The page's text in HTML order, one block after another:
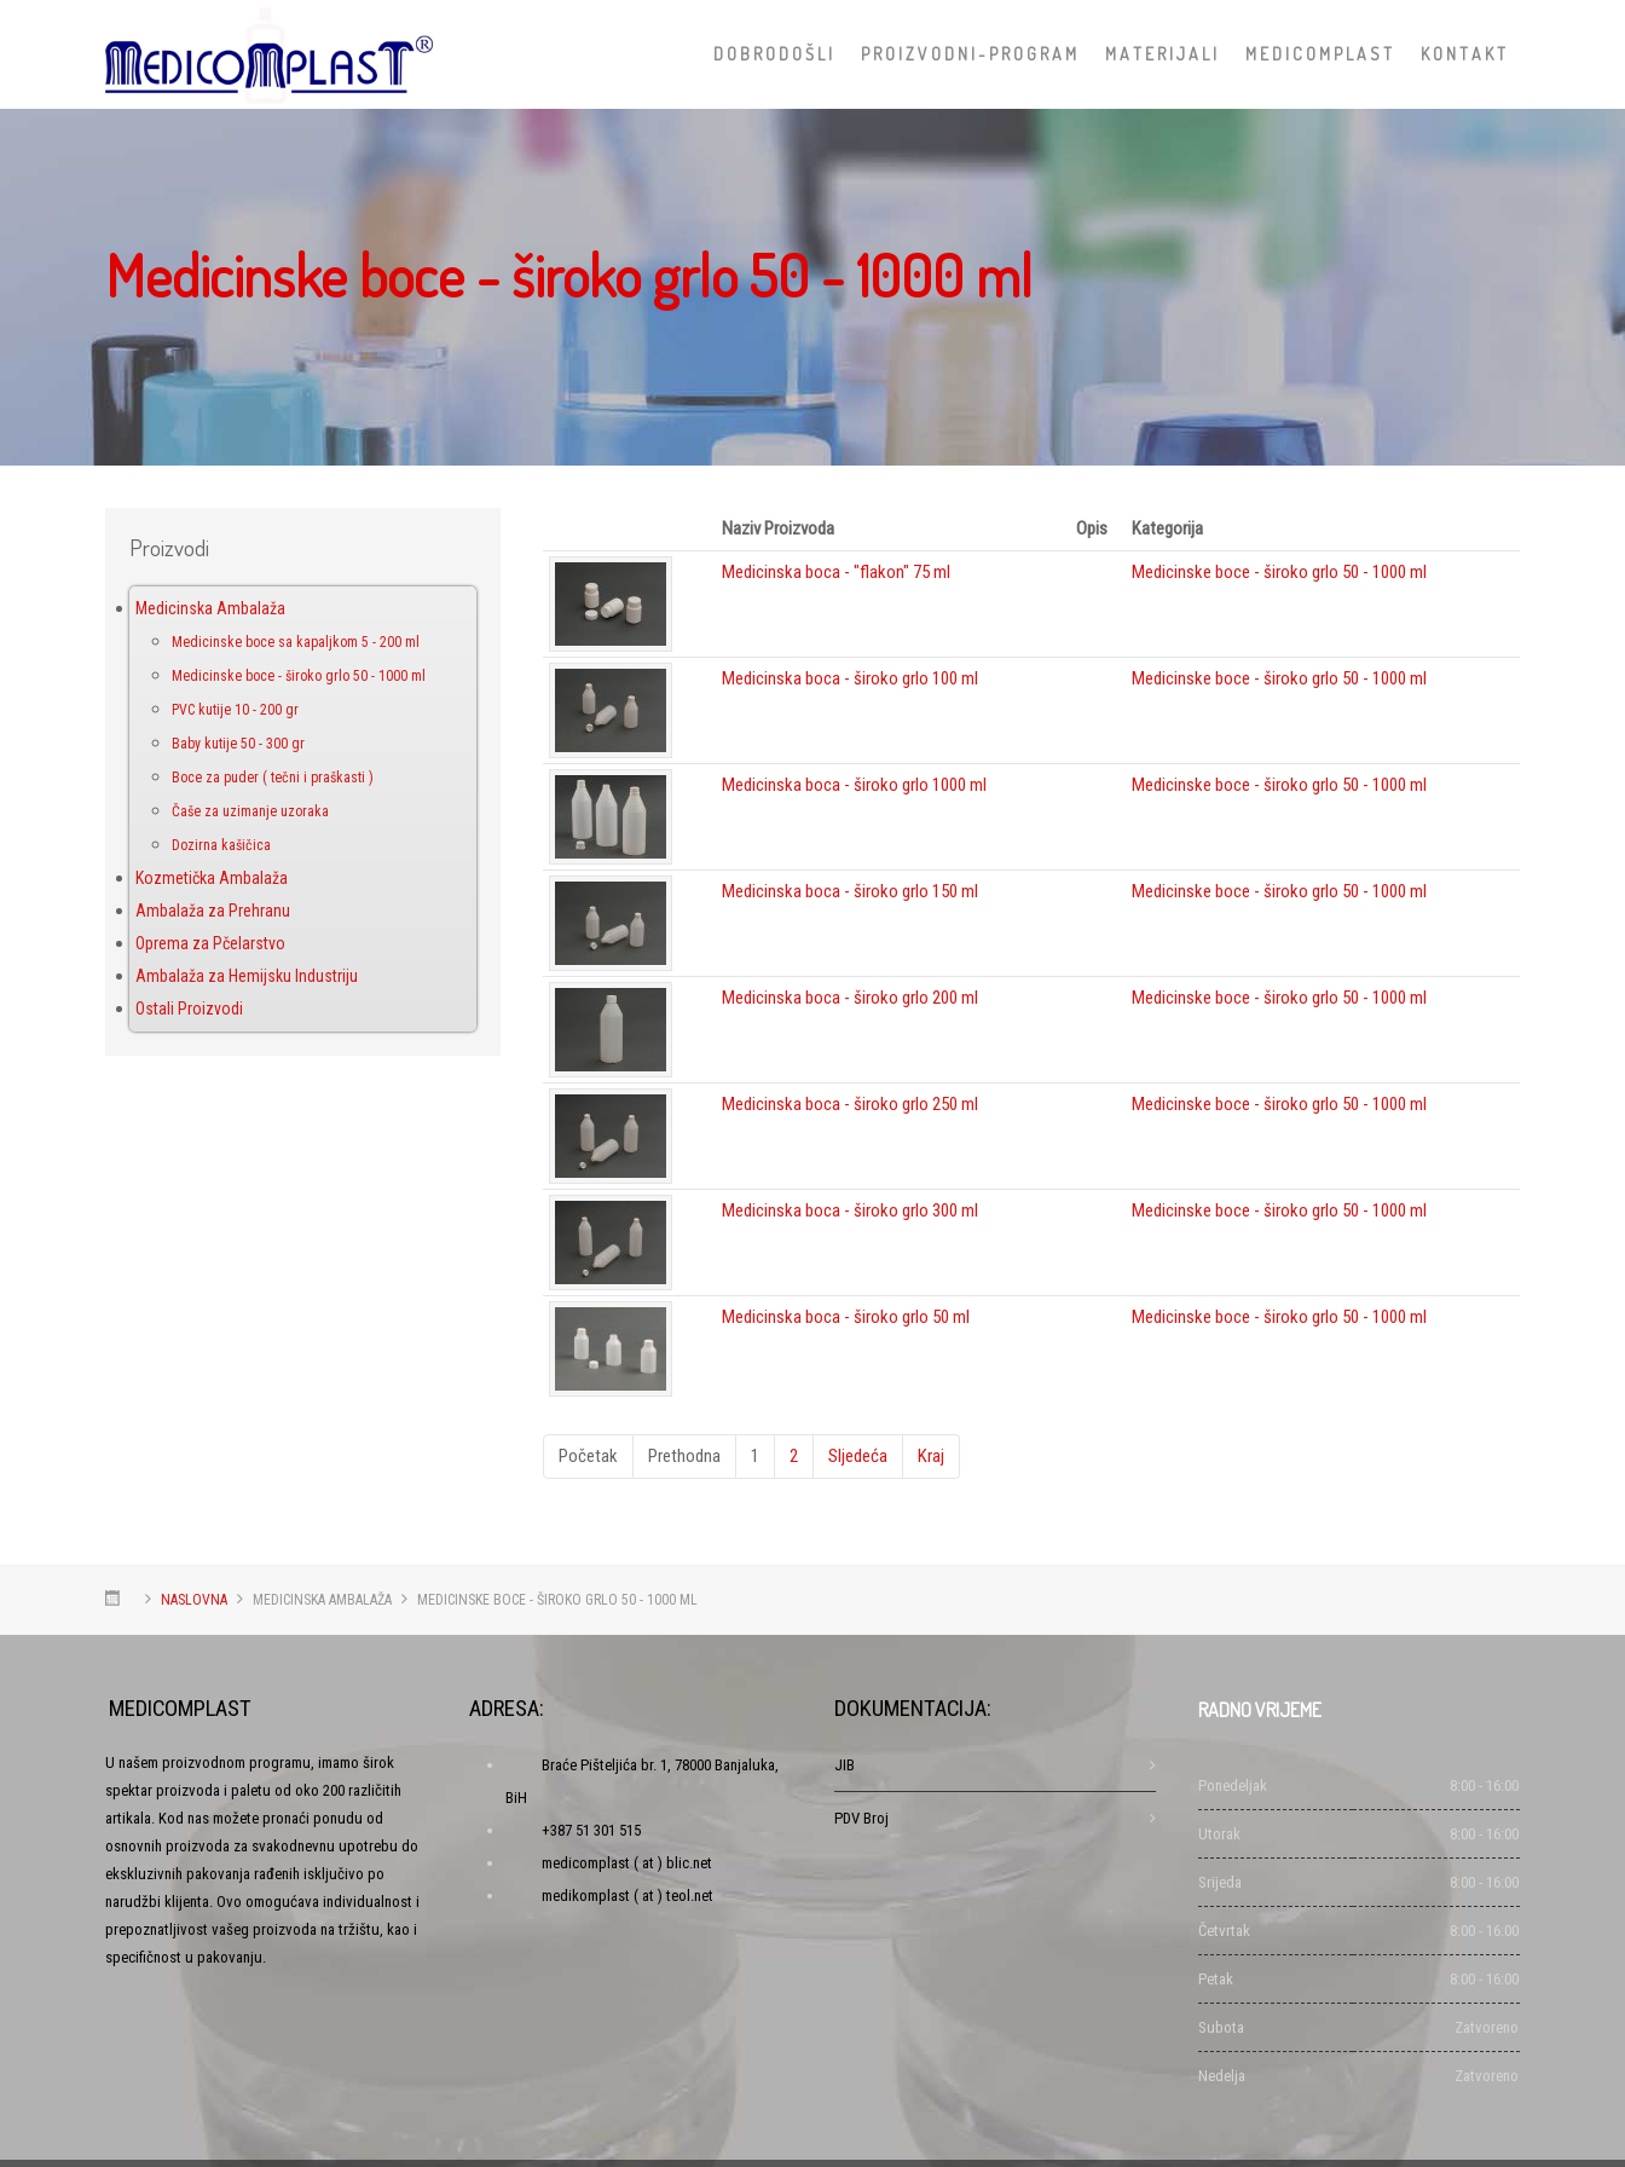
D O B R O D O Š L I P R O I Z V O D N I - P R O G R A M M A T E R I J A L I M E D I C O M P L A S T K O N T A K T
Medicinske boce - široko grlo 50 - 1000 ml
Naziv Proizvoda Opis
Kategorija
Medicinska boca - "flakon" 75 ml
Medicinske boce - široko grlo 50 - 1000 ml
Medicinska boca - široko grlo 100 ml Medicinske boce - široko grlo 50 - 1000 ml
Medicinska boca - široko grlo 1000 ml Medicinske boce - široko grlo 50 - 1000 ml
Medicinska boca - široko grlo 150 ml Medicinske boce - široko grlo 50 - 1000 ml
Medicinska boca - široko grlo 200 ml Medicinske boce - široko grlo 50 - 1000 ml
Medicinska boca - široko grlo 250 ml Medicinske boce - široko grlo 50 - 1000 ml
Medicinska boca - široko grlo 300 ml Medicinske boce - široko grlo 50 - 1000 ml
Medicinska boca - široko grlo 50 ml Medicinske boce - široko grlo 50 - 1000 ml
Početak Prethodna 1 2 Sljedeća Kraj
Proizvodi
Medicinska Ambalaža
Medicinske boce sa kapaljkom 5 - 200 ml
Medicinske boce - široko grlo 50 - 1000 ml
PVC kutije 10 - 200 gr
Baby kutije 50 - 300 gr
Boce za puder ( tečni i praškasti )
Čaše za uzimanje uzoraka
Dozirna kašičica
Kozmetička Ambalaža
Ambalaža za Prehranu
Oprema za Pčelarstvo
Ambalaža za Hemijsku Industriju
Ostali Proizvodi
NASLOVNA MEDICINSKA AMBALAŽA MEDICINSKE BOCE - ŠIROKO GRLO 50 - 1000 ML
MEDICOMPLAST
U našem proizvodnom programu, imamo širok
spektar proizvoda i paletu od oko 200 različitih
artikala. Kod nas možete pronaći ponudu od
osnovnih proizvoda za svakodnevnu upotrebu do
ekskluzivnih pakovanja rađenih isključivo po
narudžbi klijenta. Ovo omogućava individualnost i
prepoznatljivost vašeg proizvoda na tržištu, kao i
specifičnost u pakovanju.
ADRESA:
Braće Pišteljića br. 1, 78000 Banjaluka,
BiH
+387 51 301 515
medicomplast ( at ) blic.net
medikomplast ( at ) teol.net
DOKUMENTACIJA:
JIB
PDV Broj
RADNOVRIJEME
Ponedeljak 8:00 - 16:00
Utorak 8:00 - 16:00
Srijeda 8:00 - 16:00
Četvrtak 8:00 - 16:00
Petak 8:00 - 16:00
Subota Zatvoreno
Nedelja Zatvoreno